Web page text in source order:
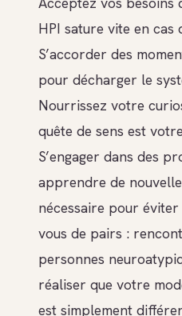
HPI sature vite en cas
S’accorder des
pour décharger le
Nourrissez votre
quête de sens est
S’engager dans des
apprendre de
nécessaire pour éviter
vous de pairs :
personnes
réaliser que votre
est simplement